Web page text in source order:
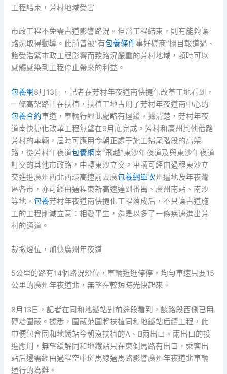
工程結束，芳村地域受害
市政工程不免需占道影響路況。但當工程結束，則有能夠讓
路況取得勸導。此前曾被“有包養條件事好磋商”欄目報道過、
飽受浩繁市政工程影響而致路況嚴重的芳村地域，頓時可以
感觸感染到工程停止帶來的利益。
包養網8月13日，記者在芳村年夜道南快捷化改革工地看到，
一條高架路正在扶植，扶植工地占用了芳村年夜道南中心的
包養合約車道，車輛行經此處略有遲緩。據清楚，芳村年夜
道南快捷化改革工程無望在9月底完成。芳村和廣州其他借路
芳村的車輛，屆時可應用今朝正處于施工掃尾階段的高架
路，從芳村年夜道包養網南“飛越”東沙年夜道及與東沙年夜道
訂交的其他市政路，中轉東沙立交。車輛可經由過程東沙立
交進進廣州西北西環高速前去廣包養網單次州遍地及年夜灣
區各市，亦可經由過程東新高速達到番禺、廣州南站、南沙
等地。包養芳村年夜道南快捷化工程落成后，不只讓占道施
工的工程削減立意：相愛平生，還是以多了一條疾速進出芳
村的通道。
裁撤燈位，加快廣州年夜道
5公里的路有14個路況燈位，車輛逛逛停停，均勻車速只要15
公里的廣州年夜道北，無望在較短時光快起來。
8月13日，記者在同和地鐵站對前途段看到，該路段西側已用
磚墻圍蔽。據悉，圍蔽范圍將扶植同和地鐵站后續工程，此
中便包含同和地鐵站今朝沒扶植的A、B兩出口。兩出口的投
進應用，無望緩解同和地鐵站只在東側馬路有出口，乘客出
站后還需經由過程空中斑馬線過馬路影響廣州年夜道北車輛
通行的為難。